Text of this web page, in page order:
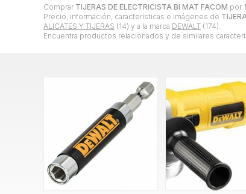
Comprar TIJERAS DE ELECTRICISTA BI MAT FACOM por
Precio, información, características e imágenes de
ALICATES Y TIJERAS (14) y a la marca DEWALT (174).
Encuentra productos relacionados y de similares